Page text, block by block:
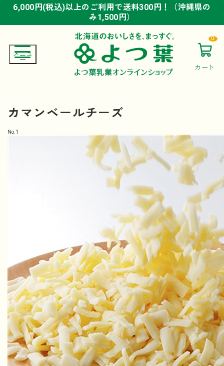
6,000円(税込)以上のご利用で送料300円！（沖縄県の
み1,500円）
6,000円(税込)以上のご利用で送料300円！（沖縄県の
み1,500円）
6,000円(税込)以上のご利用で送料300円！（沖縄県の
み1,500円）
カート
0
カマンベールチーズ
No. 1